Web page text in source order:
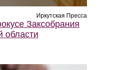
Иркутская Пресса
Заксобрания
области